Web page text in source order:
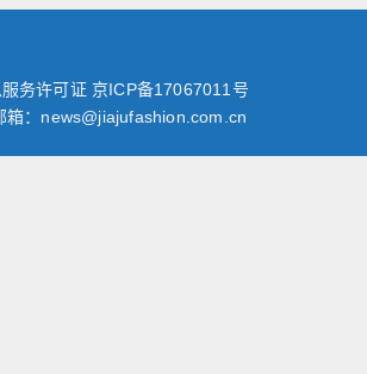
务许可证 京ICP备17067011号
箱：news@jiajufashion.com.cn